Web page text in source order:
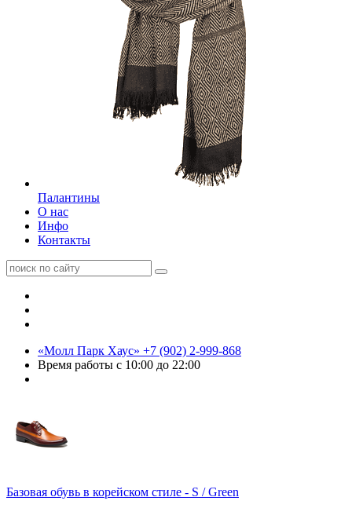
Палантины
О нас
Инфо
Контакты
«Молл Парк Хаус» +7 (902) 2-999-868
Время работы с 10:00 до 22:00
Базовая обувь в корейском стиле - S / Green